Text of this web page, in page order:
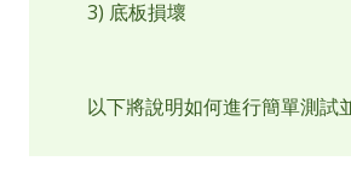
3) 底板損壞
以下將說明如何進行簡單測試